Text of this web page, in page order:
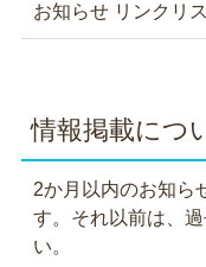
お知らせ リンクリ
情報掲載につ
2か月以内のお知ら
す。それ以前は、
い。